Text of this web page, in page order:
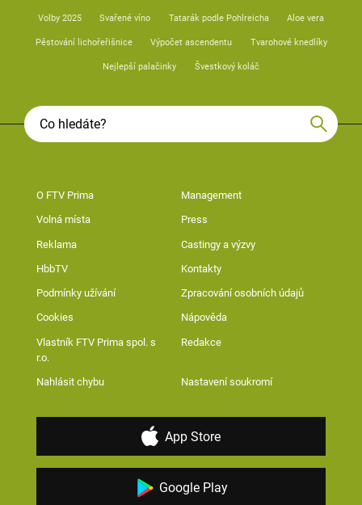
Volby 2025 Svařené víno Tatarák podle Pohlreicha Aloe vera
Pěstování lichořeřišnice Výpočet ascendentu Tvarohové knedlíky
Nejlepší palačinky Švestkový koláč
O FTV Prima Management
Volná místa Press
Reklama Castingy a výzvy
HbbTV Kontakty
Podmínky užívání Zpracování osobních údajů
Cookies Nápověda
Vlastník FTV Prima spol. s
r.o.
Redakce
Nahlásit chybu Nastavení soukromí
App Store
Google Play